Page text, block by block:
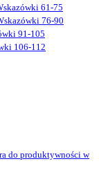
61-75
76-90
91-105
106-112
do produktywności w